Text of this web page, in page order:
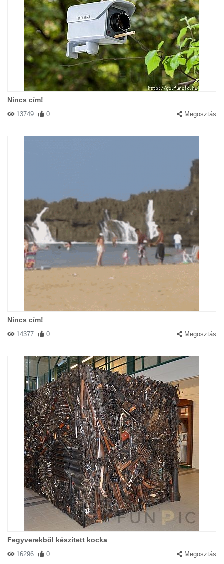
Nincs cím!
13749 0 Megosztás
Nincs cím!
14377 0 Megosztás
Fegyverekből készített kocka
16296 0 Megosztás